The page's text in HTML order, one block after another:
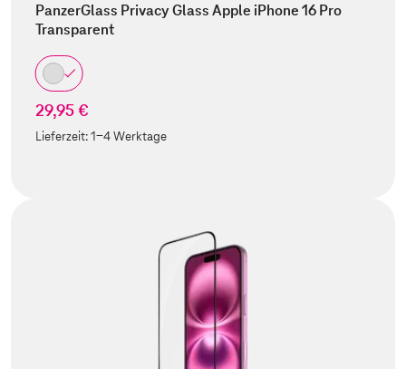
PanzerGlass Privacy Glass Apple iPhone 16 Pro
Transparent
29,95 €
Lieferzeit:1-4 Werktage